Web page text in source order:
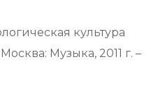
культура
Музыка, 2011 г. –